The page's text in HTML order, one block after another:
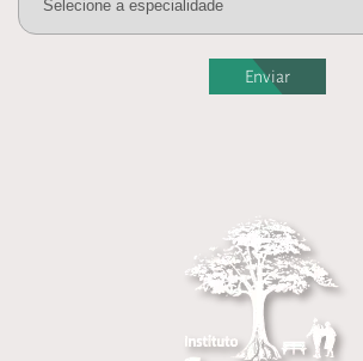
Enviar